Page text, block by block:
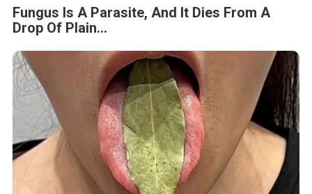
Fungus Is A Parasite, And It Dies From A
Drop Of Plain...